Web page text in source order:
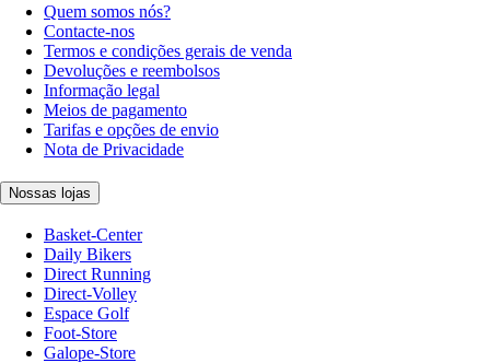
Quem somos nós?
Contacte-nos
Termos e condições gerais de venda
Devoluções e reembolsos
Informação legal
Meios de pagamento
Tarifas e opções de envio
Nota de Privacidade
Nossas lojas
Basket-Center
Daily Bikers
Direct Running
Direct-Volley
Espace Golf
Foot-Store
Galope-Store